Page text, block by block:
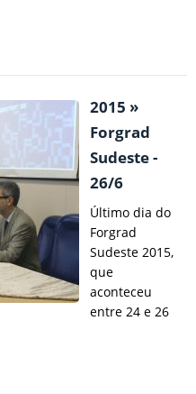
2015 »
Forgrad
Sudeste -
26/6
Último dia do
Forgrad
Sudeste 2015,
que
aconteceu
entre 24 e 26